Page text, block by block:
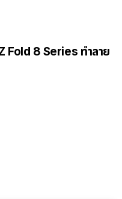
Fold 8 Series ทำลาย